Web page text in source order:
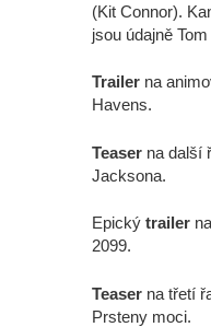
(Kit Connor).
jsou údajně
Trailer na
Havens.
Teaser na další
Jacksona.
Epický trailer
2099.
Teaser na třetí
Prsteny moci.